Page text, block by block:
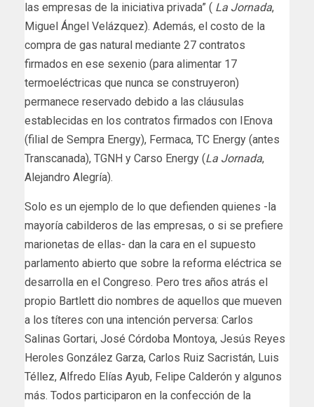
las empresas de la iniciativa privada” ( La Jornada,
Miguel Ángel Velázquez). Además, el costo de la
compra de gas natural mediante 27 contratos
firmados en ese sexenio (para alimentar 17
termoeléctricas que nunca se construyeron)
permanece reservado debido a las cláusulas
establecidas en los contratos firmados con IEnova
(filial de Sempra Energy), Fermaca, TC Energy (antes
Transcanada), TGNH y Carso Energy (La Jornada,
Alejandro Alegría).
Solo es un ejemplo de lo que defienden quienes -la
mayoría cabilderos de las empresas, o si se prefiere
marionetas de ellas- dan la cara en el supuesto
parlamento abierto que sobre la reforma eléctrica se
desarrolla en el Congreso. Pero tres años atrás el
propio Bartlett dio nombres de aquellos que mueven
a los títeres con una intención perversa: Carlos
Salinas Gortari, José Córdoba Montoya, Jesús Reyes
Heroles González Garza, Carlos Ruiz Sacristán, Luis
Téllez, Alfredo Elías Ayub, Felipe Calderón y algunos
más. Todos participaron en la confección de la